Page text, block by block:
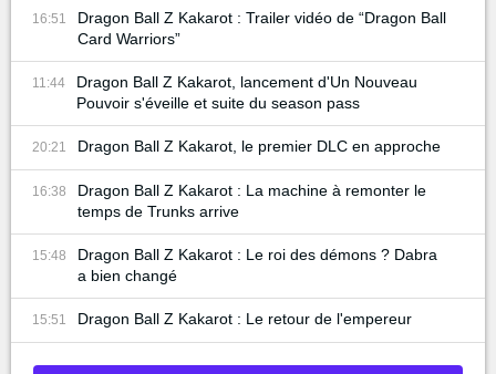
16:51
Dragon Ball Z Kakarot : Trailer vidéo de “Dragon Ball
Card Warriors”
11:44
Dragon Ball Z Kakarot, lancement d'Un Nouveau
Pouvoir s'éveille et suite du season pass
20:21 Dragon Ball Z Kakarot, le premier DLC en approche
16:38
Dragon Ball Z Kakarot : La machine à remonter le
temps de Trunks arrive
15:48
Dragon Ball Z Kakarot : Le roi des démons ? Dabra
a bien changé
15:51 Dragon Ball Z Kakarot : Le retour de l'empereur